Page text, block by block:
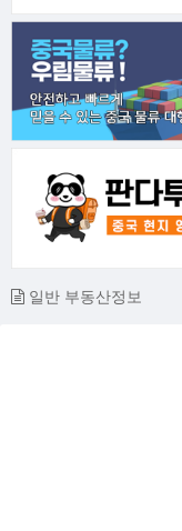
일반 부동산정보